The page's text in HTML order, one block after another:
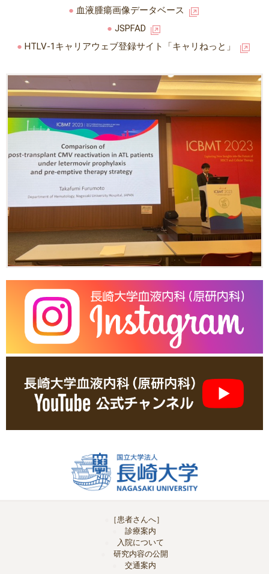
血液腫瘍画像データベース
JSPFAD
HTLV-1キャリアウェブ登録サイト「キャリねっと」
［患者さんへ］
診療案内
入院について
研究内容の公開
交通案内